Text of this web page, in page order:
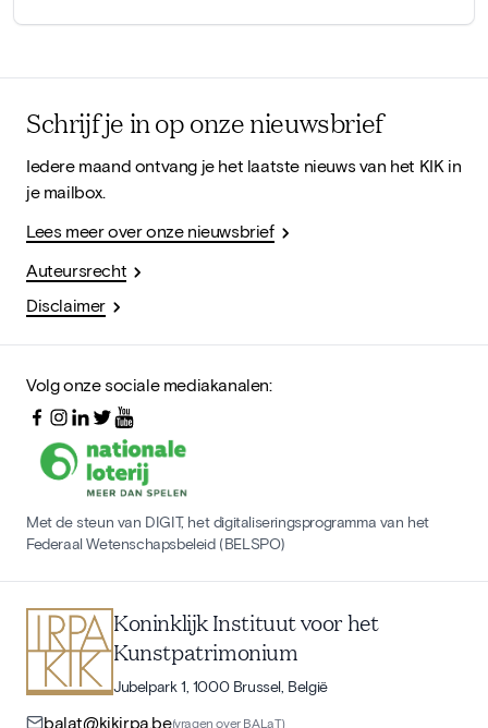
Schrijf je in op onze nieuwsbrief
Iedere maand ontvang je het laatste nieuws van het KIK in
je mailbox.
Lees meer over onze nieuwsbrief
Auteursrecht
Disclaimer
Volg onze sociale mediakanalen:
Met de steun van DIGIT, het digitaliseringsprogramma van het
Federaal Wetenschapsbeleid (BELSPO)
Koninklijk Instituut voor het
Kunstpatrimonium
Jubelpark 1, 1000 Brussel, België
balat@kikirpa.be(vragen over BALaT)